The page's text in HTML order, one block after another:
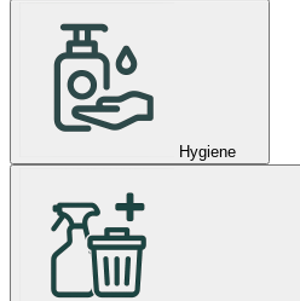
Hygiene